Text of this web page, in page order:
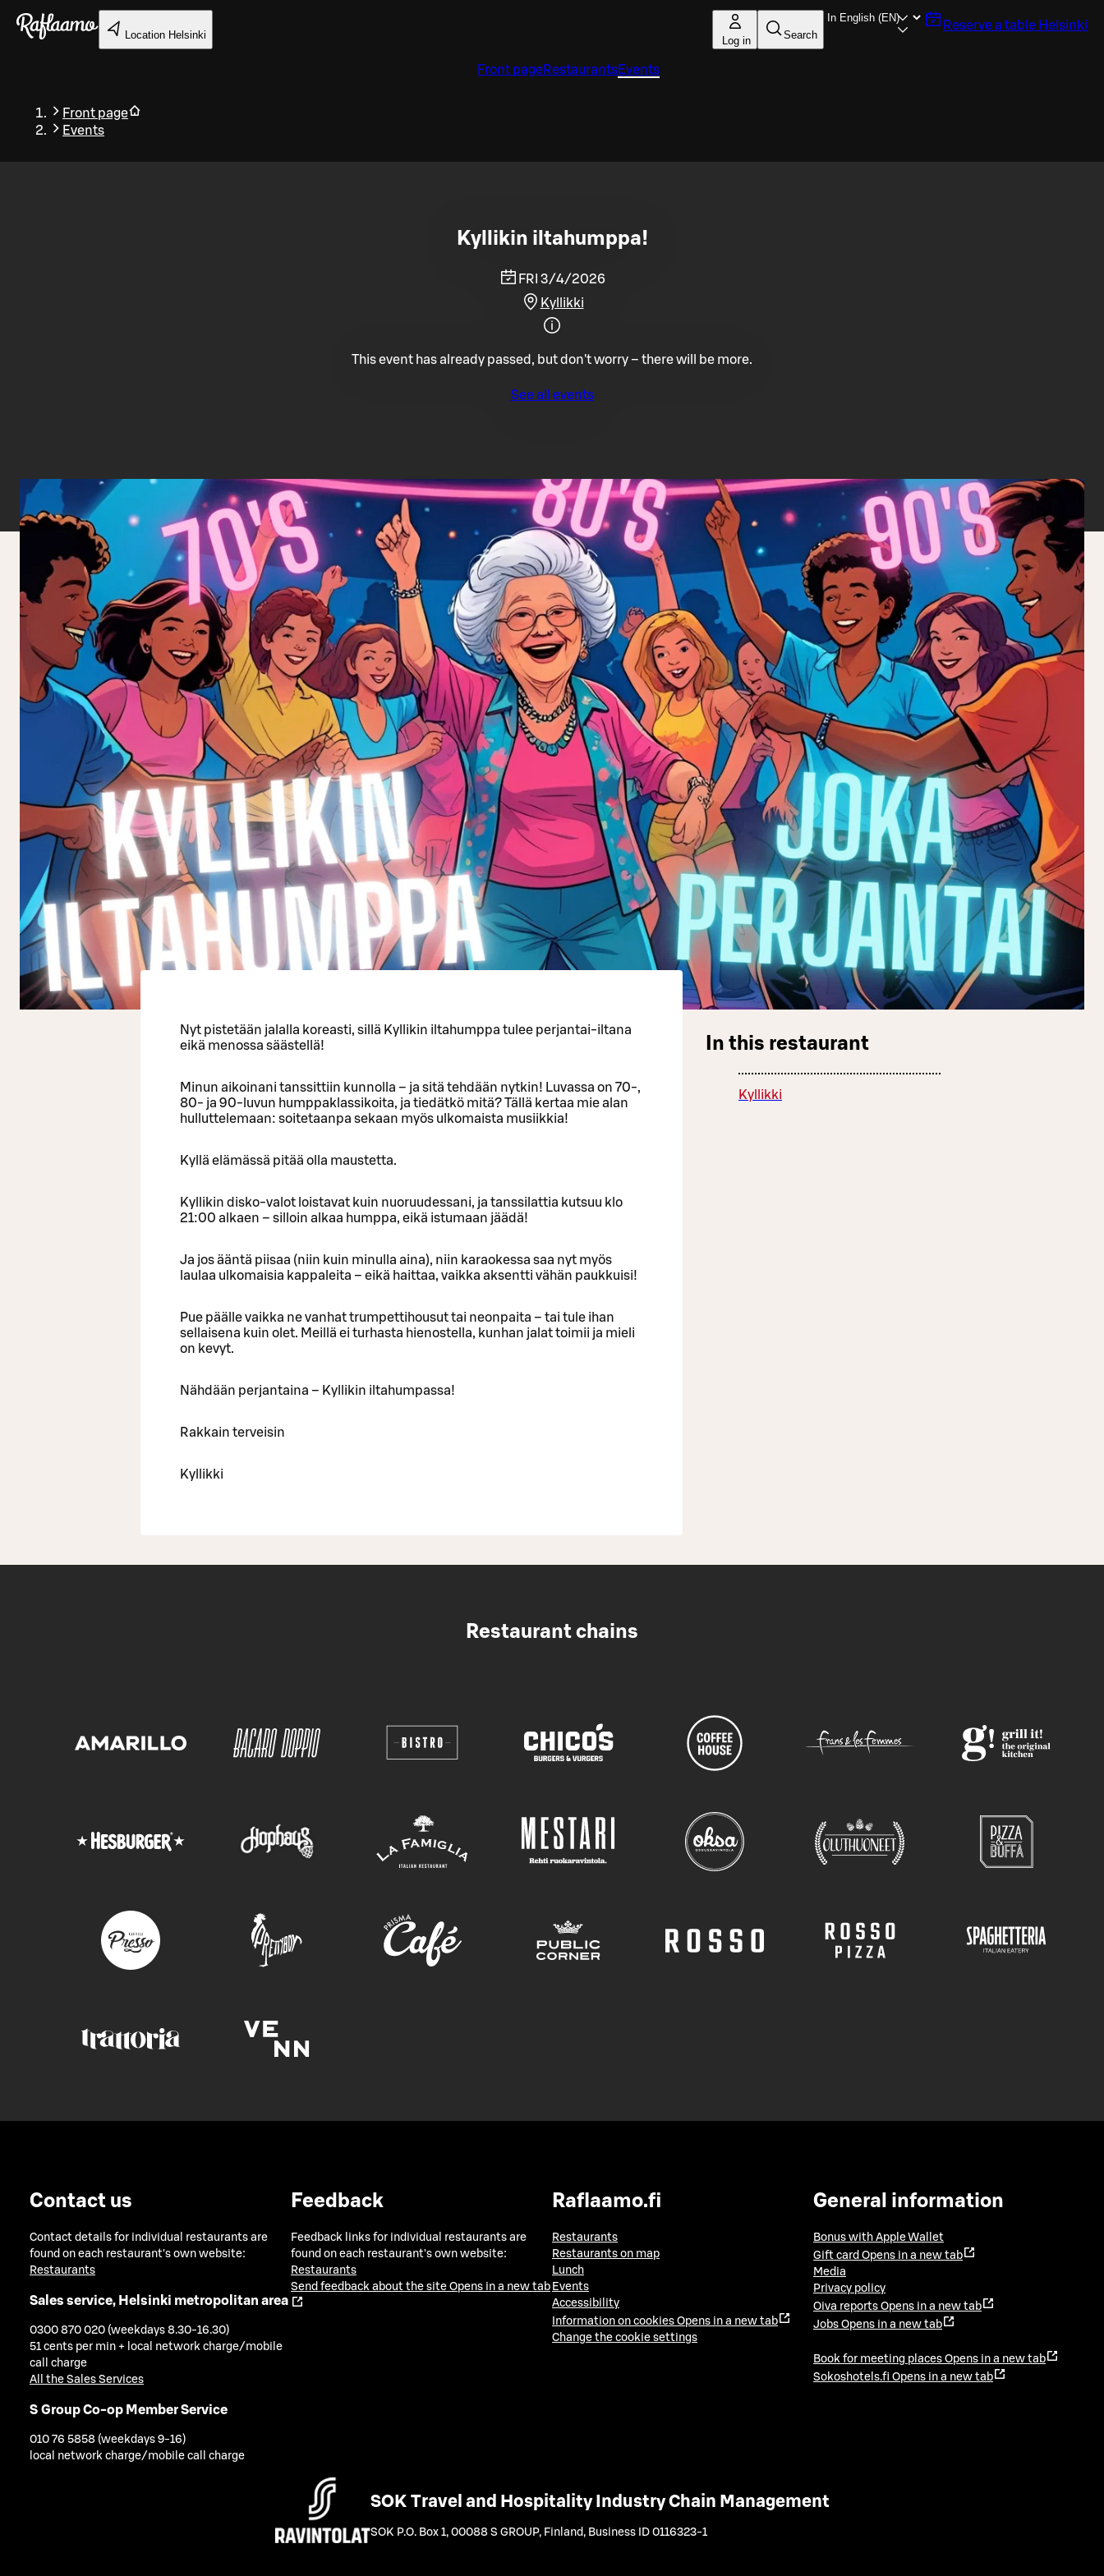
Skip to main content
Location Helsinki Log in Search
Reserve a table Helsinki
Front pageRestaurantsEvents
Front page
Events
Back
Kyllikin iltahumppa!
FRI 3/4/2026
Kyllikki
This event has already passed, but don't worry – there will be more.
See all events
Nyt pistetään jalalla koreasti, sillä Kyllikin iltahumppa tulee perjantai-iltana
eikä menossa säästellä!
Minun aikoinani tanssittiin kunnolla – ja sitä tehdään nytkin! Luvassa on 70-,
80- ja 90-luvun humppaklassikoita, ja tiedätkö mitä? Tällä kertaa mie alan
hulluttelemaan: soitetaanpa sekaan myös ulkomaista musiikkia!
Kyllä elämässä pitää olla maustetta.
Kyllikin disko-valot loistavat kuin nuoruudessani, ja tanssilattia kutsuu klo
21:00 alkaen – silloin alkaa humppa, eikä istumaan jäädä!
Ja jos ääntä piisaa (niin kuin minulla aina), niin karaokessa saa nyt myös
laulaa ulkomaisia kappaleita – eikä haittaa, vaikka aksentti vähän paukkuisi!
Pue päälle vaikka ne vanhat trumpettihousut tai neonpaita – tai tule ihan
sellaisena kuin olet. Meillä ei turhasta hienostella, kunhan jalat toimii ja mieli
on kevyt.
Nähdään perjantaina – Kyllikin iltahumpassa!
Rakkain terveisin
Kyllikki
In this restaurant
Kyllikki
Restaurant chains
Contact us
Contact details for individual restaurants are
found on each restaurant's own website:
Restaurants
Sales service, Helsinki metropolitan area
0300 870 020 (weekdays 8.30-16.30)
51 cents per min + local network charge/mobile
call charge
All the Sales Services
S Group Co-op Member Service
010 76 5858 (weekdays 9-16)
local network charge/mobile call charge
Feedback
Feedback links for individual restaurants are
found on each restaurant's own website:
Restaurants
Send feedback about the site Opens in a new tab
Raflaamo.fi
Restaurants
Restaurants on map
Lunch
Events
Accessibility
Information on cookies Opens in a new tab
Change the cookie settings
General information
Bonus with Apple Wallet
Gift card Opens in a new tab
Media
Privacy policy
Oiva reports Opens in a new tab
Jobs Opens in a new tab
Book for meeting places Opens in a new tab
Sokoshotels.fi Opens in a new tab
SOK Travel and Hospitality Industry Chain Management
SOK P.O. Box 1, 00088 S GROUP, Finland , Business ID 0116323-1